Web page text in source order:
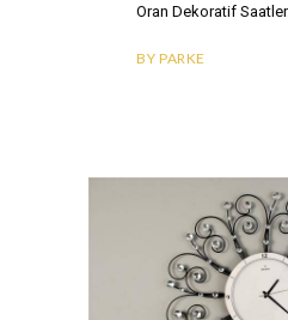
Oran Dekoratif Saatler
BY PARKE